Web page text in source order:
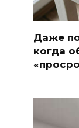
Даже
когда